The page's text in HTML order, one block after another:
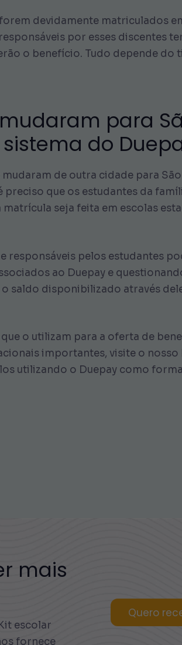
devidamente matriculados
por esses discentes
o benefício. Tudo depende do
para
do
de outra cidade para
preciso que os estudantes da
seja feita em escolas
responsáveis pelos estudantes
ao Duepay e
saldo disponibilizado através
o utilizam para a oferta de
importantes, visite o nosso
utilizando o Duepay como
mais
escolar
fornece
Quero